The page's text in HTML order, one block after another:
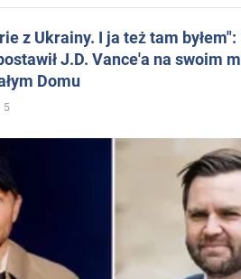
z Ukrainy. I ja też tam
J.D. Vance'a na swoim
Domu
5